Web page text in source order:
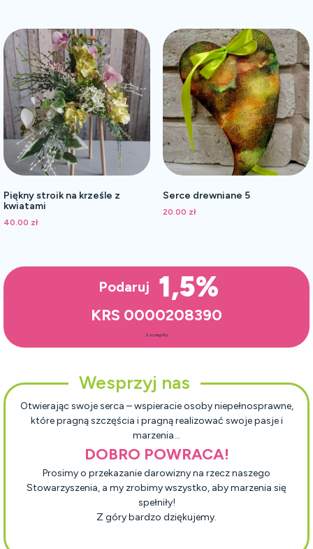
Piękny stroik na krześle z
kwiatami
40.00 zł
Serce drewniane 5
20.00 zł
Podaruj 1,5%
KRS 0000208390
Szczegóły
Wesprzyj nas
Otwierając swoje serca – wspieracie osoby niepełnosprawne,
które pragną szczęścia i pragną realizować swoje pasje i
marzenia…
DOBRO POWRACA!
Prosimy o przekazanie darowizny na rzecz naszego
Stowarzyszenia, a my zrobimy wszystko, aby marzenia się
spełniły!
Z góry bardzo dziękujemy.